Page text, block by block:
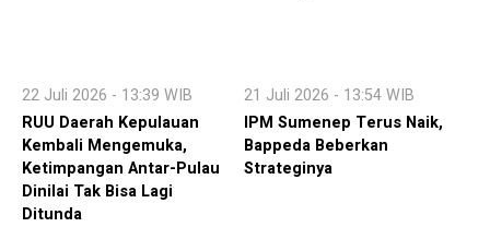
22 Juli 2026 - 13:39 WIB
RUU Daerah Kepulauan
Kembali Mengemuka,
Ketimpangan Antar-Pulau
Dinilai Tak Bisa Lagi
Ditunda
21 Juli 2026 - 13:54 WIB
IPM Sumenep Terus Naik,
Bappeda Beberkan
Strateginya